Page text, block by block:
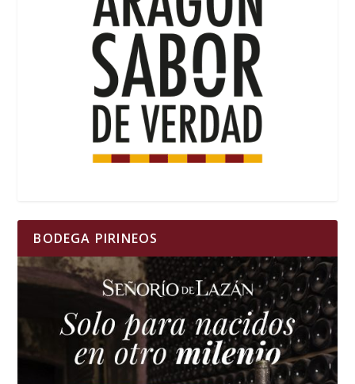
BODEGA PIRINEOS